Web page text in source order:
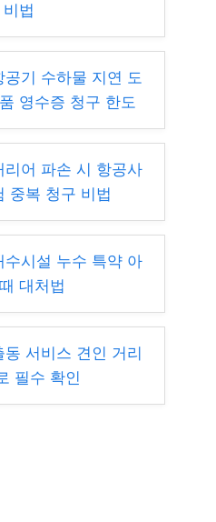
법
기 수하물 지연 도
영수증 청구 한도
어 파손 시 항공사
중복 청구 비법
수시설 누수 특약 아
대처법
서비스 견인 거리
필수 확인